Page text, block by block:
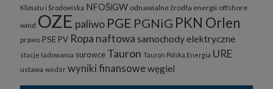
Klimatu i Środowiska NFOŚiGW odnawialne żrodła energii offshore
wind OZE paliwo PGE PGNiG PKN Orlen
prawo PSE PV Ropa naftowa samochody elektryczne
stacje ładowania surowce Tauron Tauron Polska Energia URE
ustawa wodór wyniki finansowewęgiel